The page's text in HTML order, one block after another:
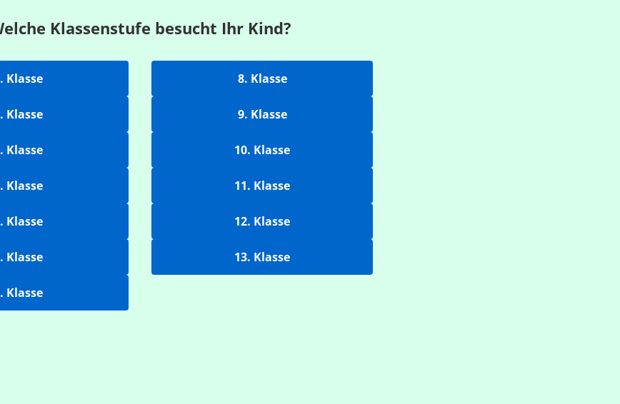
Klassenstufe besucht Ihr Kind?
Klasse
Klasse
Klasse
Klasse
Klasse
Klasse
Klasse
8. Klasse
9. Klasse
10. Klasse
11. Klasse
12. Klasse
13. Klasse